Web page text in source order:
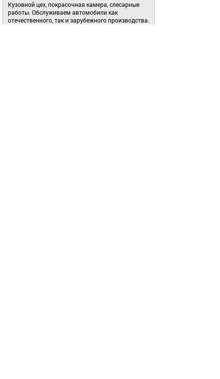
Кузовной цех, покрасочная камера, слесарные
работы. Обслуживаем автомобили как
отечественного, так и зарубежного производства.